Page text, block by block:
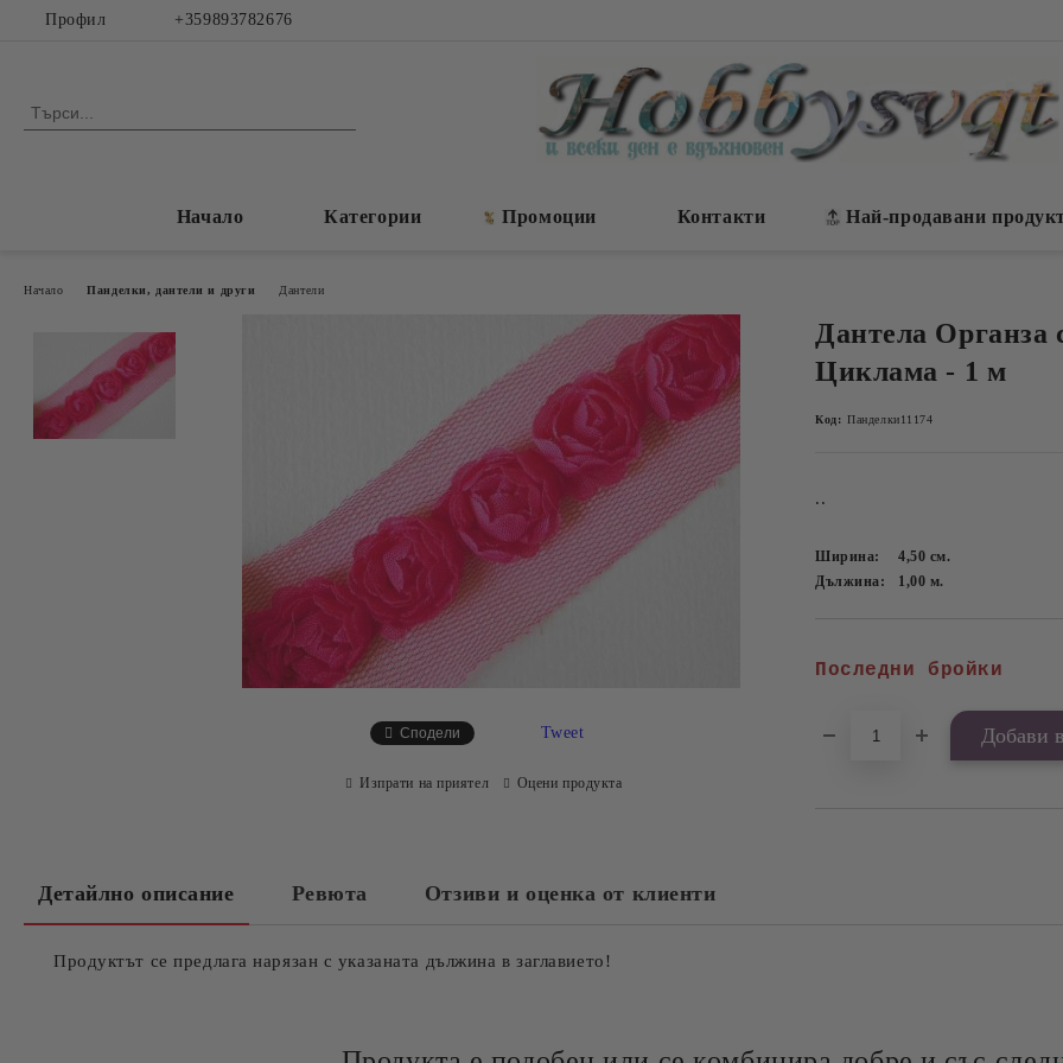
Профил +359893782676
Начало Категории Промоции Контакти Най-продавани
Начало Панделки, дантели и други Дантели
Дантела Органза
Циклама - 1 м
Код: Панделки11174
..
Ширина: 4,50 см.
Дължина:
1,00 м.
Последни бройки
Сподели Tweet
Изпрати на приятел Оцени продукта
Детайлно описание Ревюта Отзиви и оценка от клиенти
Продуктът се предлага нарязан с указаната дължина в заглавието!